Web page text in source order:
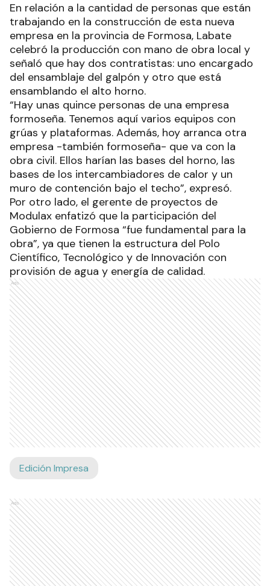
En relación a la cantidad de personas que están
trabajando en la construcción de esta nueva
empresa en la provincia de Formosa, Labate
celebró la producción con mano de obra local y
señaló que hay dos contratistas: uno encargado
del ensamblaje del galpón y otro que está
ensamblando el alto horno.
“Hay unas quince personas de una empresa
formoseña. Tenemos aquí varios equipos con
grúas y plataformas. Además, hoy arranca otra
empresa -también formoseña- que va con la
obra civil. Ellos harían las bases del horno, las
bases de los intercambiadores de calor y un
muro de contención bajo el techo”, expresó.
Por otro lado, el gerente de proyectos de
Modulax enfatizó que la participación del
Gobierno de Formosa “fue fundamental para la
obra”, ya que tienen la estructura del Polo
Científico, Tecnológico y de Innovación con
provisión de agua y energía de calidad.
Ads
Edición Impresa
Ads